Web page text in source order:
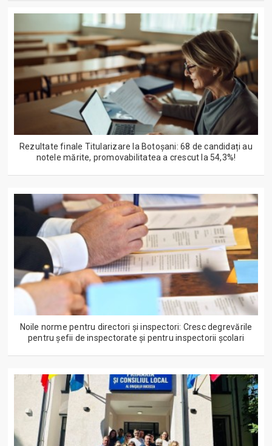
Rezultate finale Titularizare la Botoșani: 68 de candidați au
notele mărite, promovabilitatea a crescut la 54,3%!
Noile norme pentru directori și inspectori: Cresc degrevările
pentru șefii de inspectorate și pentru inspectorii școlari